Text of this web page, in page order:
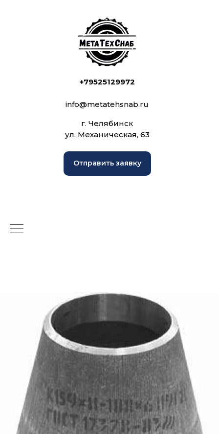
+79525129972
info@metatehsnab.ru
г. Челябинск
ул. Механическая, 63
Отправить заявку